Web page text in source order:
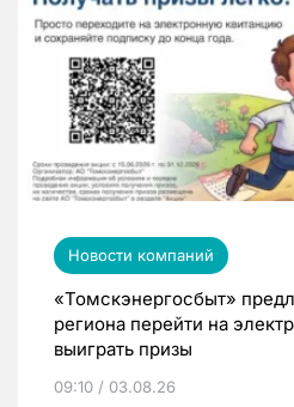
Новости компаний
«Томскэнергосбыт»
региона перейти на
выиграть призы
09:10 / 03.08.26